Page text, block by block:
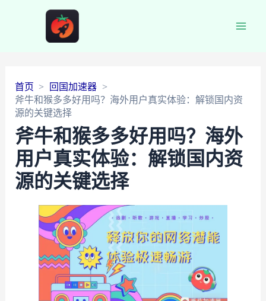
首页
回国加速器
斧牛和猴多多好用吗？海外用户真实体验：解锁国内资
源的关键选择
斧牛和猴多多好用吗？海外
用户真实体验：解锁国内资
源的关键选择